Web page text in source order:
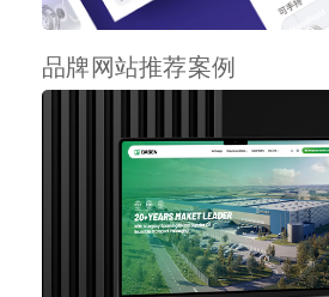
品牌网站推荐案例